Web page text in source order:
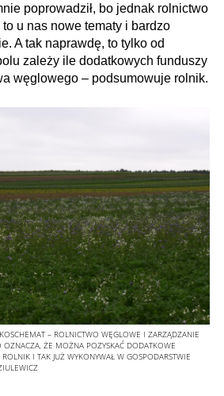
poprowadził, bo jednak rolnictwo
u nas nowe tematy i bardzo
A tak naprawdę, to tylko od
zależy ile dodatkowych funduszy
węglowego – podsumowuje rolnik.
– ROLNICTWO WĘGLOWE I ZARZĄDZANIE
ŻE MOŻNA POZYSKAĆ DODATKOWE
I TAK JUŻ WYKONYWAŁ W GOSPODARSTWIE